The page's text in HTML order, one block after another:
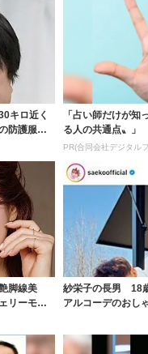
キロ近く
防護服が
「占い師だけが知
る人の共通点〟」
PR(合同会社デジタル
脚線美
リーモデ
紗栄子の長男 18
アルコーデのおし